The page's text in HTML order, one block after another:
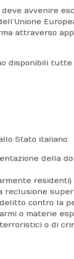
avvenire
attraverso
disponibili tutte
Stato italiano:
della
residenti)
reclusione
contro la
o materie
o di